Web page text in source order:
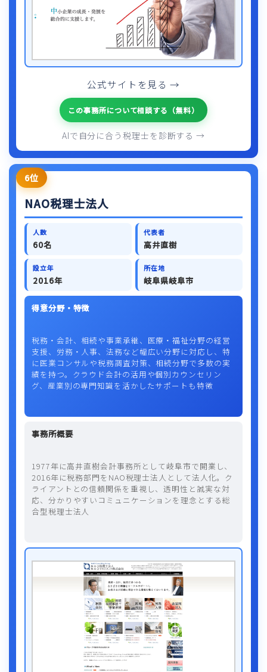
公式サイトを見る →
この事務所について相談する（無料）
AIで自分に合う税理士を診断する →
6位
NAO税理士法人
人数
60名
代表者
高井直樹
設立年
2016年
所在地
岐阜県岐阜市
得意分野・特徴
税務・会計、相続や事業承継、医療・福祉分野の経営
支援、労務・人事、法務など幅広い分野に対応し、特
に医業コンサルや税務調査対策、相続分野で多数の実
績を持つ。クラウド会計の活用や個別カウンセリン
グ、産業別の専門知識を活かしたサポートも特徴
事務所概要
1977年に高井直樹会計事務所として岐阜市で開業し、
2016年に税務部門をNAO税理士法人として法人化。ク
ライアントとの信頼関係を重視し、透明性と誠実な対
応、分かりやすいコミュニケーションを理念とする総
合型税理士法人